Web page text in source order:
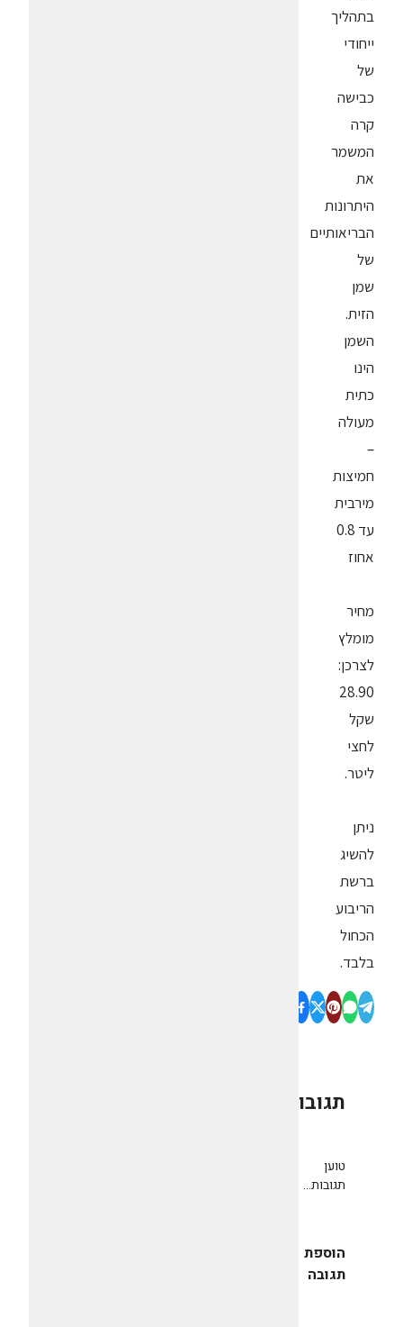
בתהליך
ייחודי
של
כבישה
קרה
המשמר
את
היתרונות
הבריאותיים
של
שמן
הזית.
השמן
הינו
כתית
מעולה
–
חמיצות
מירבית
עד 0.8
אחוז
מחיר
מומלץ
לצרכן:
28.90
שקל
לחצי
ליטר.
ניתן
להשיג
ברשת
הריבוע
הכחול
בלבד.
תגובות
טוען
תגובות...
הוספת
תגובה